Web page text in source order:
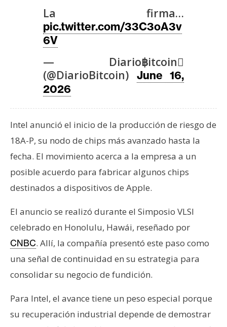
e
m
a
e
c
u
r
s
o
La firma…
pic.twitter.com/33C3oA3v
6V
— Diario฿itcoin
(@DiarioBitcoin) June 16,
2026
Intel anunció el inicio de la producción de riesgo de
18A-P, su nodo de chips más avanzado hasta la
fecha. El movimiento acerca a la empresa a un
posible acuerdo para fabricar algunos chips
destinados a dispositivos de Apple.
El anuncio se realizó durante el Simposio VLSI
celebrado en Honolulu, Hawái, reseñado por
CNBC. Allí, la compañía presentó este paso como
una señal de continuidad en su estrategia para
consolidar su negocio de fundición.
Para Intel, el avance tiene un peso especial porque
su recuperación industrial depende de demostrar